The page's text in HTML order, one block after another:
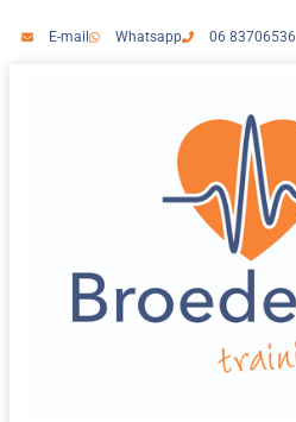
E-mail Whatsapp 06 83706536